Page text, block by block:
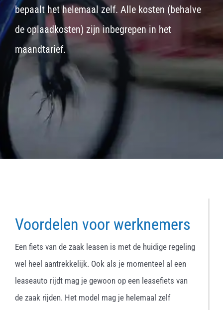
bepaalt het helemaal zelf. Alle kosten (behalve
de oplaadkosten) zijn inbegrepen in het
maandtarief.
Voordelen voor werknemers
Een fiets van de zaak leasen is met de huidige regeling
wel heel aantrekkelijk. Ook als je momenteel al een
leaseauto rijdt mag je gewoon op een leasefiets van
de zaak rijden. Het model mag je helemaal zelf